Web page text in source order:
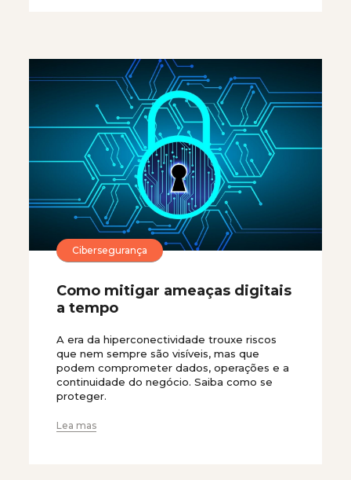
Cibersegurança
Como mitigar ameaças digitais
a tempo
A era da hiperconectividade trouxe riscos
que nem sempre são visíveis, mas que
podem comprometer dados, operações e a
continuidade do negócio. Saiba como se
proteger.
Lea mas